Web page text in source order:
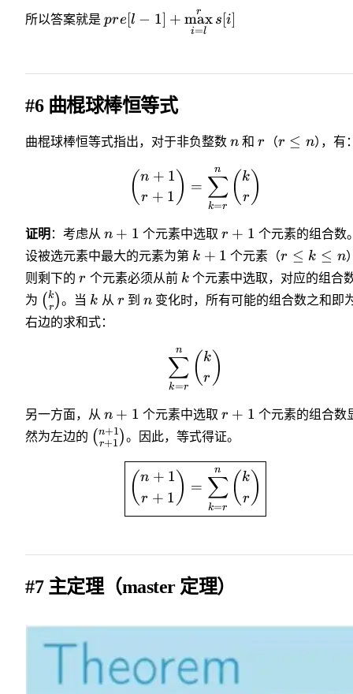
所以答案就是 pre [l − 1] +
i=l
max
r
s [i]
#6 曲棍球棒恒等式
曲棍球棒恒等式指出，对于非负整数 n 和 r （r ≤ n）， 有
(r + 1
n + 1 ) =
k=r
∑
n ( r
k )
证明 ：考虑从 n + 1 个元素中选取 r + 1 个元素的组合数
设被选元素中最大的元素为第 k + 1 个元素（r ≤ k ≤ n
则剩下的 r 个元素必须从前 k 个元素中选取，对应的组合
为 ( r
k )。当 k 从 r 到n 变化时，所有可能的组合数之和即
右边的求和式：
k=r
∑
n ( r
k )
另一方面，从 n + 1 个元素中选取 r + 1 个元素的组合数
然为左边的 ( r+1
n+1)。因此，等式得证。
(r + 1
n + 1 ) =
k=r
∑
n ( r
k )
#7 主定理（master 定理）